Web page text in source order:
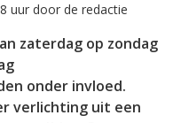
uur door de redactie
zaterdag op zondag
onder invloed.
verlichting uit een